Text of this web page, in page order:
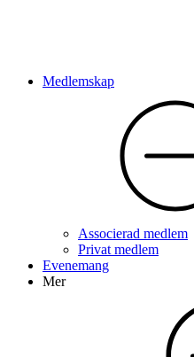
Medlemskap
Associerad medlem
Privat medlem
Evenemang
Mer